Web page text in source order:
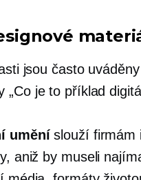
jsou často
„Co je to příklad
uměníslouží firmám
aniž by museli